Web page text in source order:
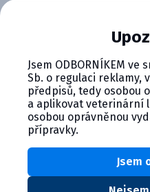
CYMEDICA
Staňte se členem
Cymedica Plus a
vaši veterinární praxi.
Výhody členství v
Plus:
Exkluzivní
Jedinečné bonusy
Jsem ODBORNÍKEM ve
Sb. o regulaci reklamy,
předpisů, tedy osobou
a aplikovat veterinární
osobou oprávněnou
přípravky.
Jsem